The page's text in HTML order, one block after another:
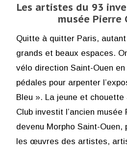
Les artistes du 93
musée Pierre
Quitte à quitter Paris,
grands et beaux espaces.
vélo direction Saint-Ouen
pédales pour arpenter
Bleu ». La jeune et
Club investit l’ancien musée
devenu Morpho Saint-
les œuvres des artistes,